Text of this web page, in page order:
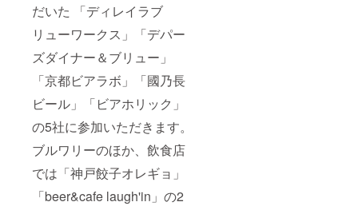
だいた 「ディレイラブ
リューワークス」「デパー
ズダイナー＆ブリュー」
「京都ビアラボ」「國乃長
ビール」「ビアホリック」
の5社に参加いただきます。
ブルワリーのほか、飲食店
では「神戸餃子オレギョ」
「beer&cafe laugh'in」の2